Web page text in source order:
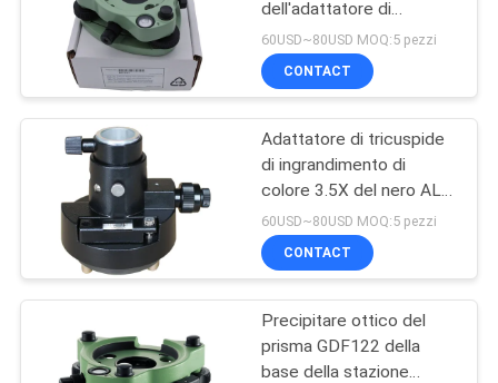
GIRO
DELLA
FABBRICA
CONTROLLO
DI
QUALITÀ
dell'adattatore di
tricuspide
60USD~80USD MOQ:5 pezzi
CONTACT
Adattatore di tricuspide
di ingrandimento di
colore 3.5X del nero AL-
D5 con il precipitare
ottico
60USD~80USD MOQ:5 pezzi
CONTACT
Precipitare ottico del
prisma GDF122 della
base della stazione